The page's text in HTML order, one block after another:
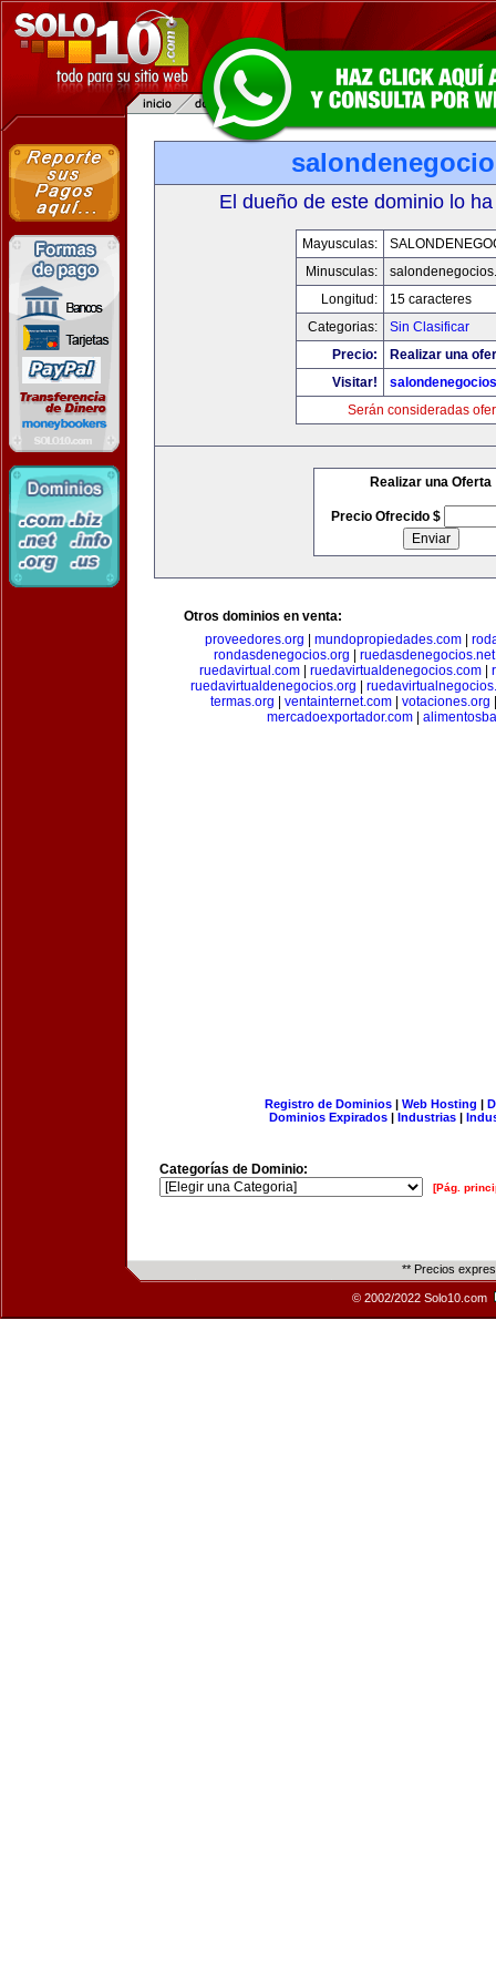
El dueño de este dominio lo
Mayusculas:
Minusculas:
Longitud:
15 caracteres
Categorias:
Sin Clasificar
Precio:
Realizar una
Visitar!
Serán consideradas
Realizar una Oferta
Precio Ofrecido $
Otros dominios en venta:
proveedores.org
mundopropiedades.com|
rondasdenegocios.org
ruedasdenegocios.net
ruedavirtual.com| ruedavirtualdenegocios.com|
ruedavirtualdenegocios.org
termas.org
ventainternet.com votaciones.org
mercadoexportador.com|
Registro de Dominios| Web Hosting |
Dominios Expirados | Industrias |
Categorías de Dominio:
[Pág.
** Precios
© 2002/2022 Solo10.com